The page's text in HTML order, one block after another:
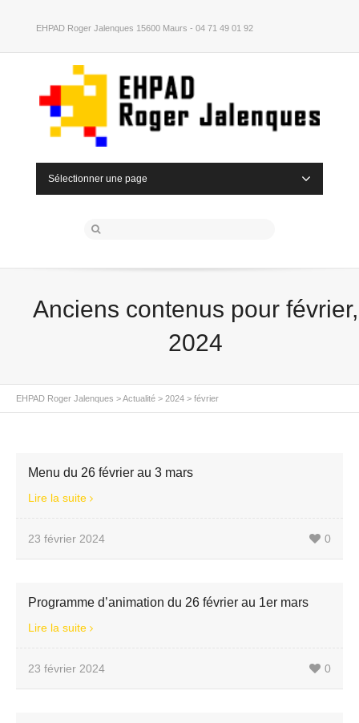
EHPAD Roger Jalenques 15600 Maurs - 04 71 49 01 92
Sélectionner une page
Anciens contenus pour février,
2024
EHPAD Roger Jalenques >Actualité > 2024 > février
Menu du 26 février au 3 mars
Lire la suite
23 février 2024 0
Programme d’animation du 26 février au 1er mars
Lire la suite
23 février 2024 0